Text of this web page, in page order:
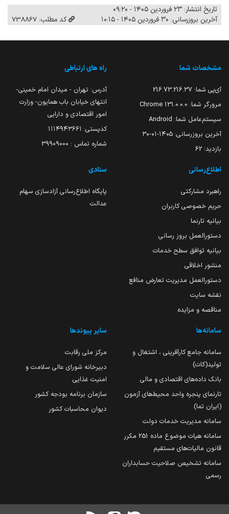
تاریخ انتشار: ۲۳ فروردین ۱۴۰۵ - ۰۹:۲۰
آخرین بروزرسانی: ۳۰ فروردین ۱۴۰۵ - ۱۰:۱۵
کد مطلب: 738867
مشخصات شما
آی‌پی شما: 216.73.216.37
مرورگر شما: 131.0.0.0 Chrome
سیستم‌عامل شما: Android
آخرین بروزرسانی: ۱۴۰۵-۰۱-۳۰
بازدید: 62
راه های ارتباطی
آدرس: تهران - میدان امام خمینی-
انتهای خیابان باب همایون- وزارت
امور اقتصادی و دارایی
کدپستی: ۱۱۱۴۹۴۳۶۶۱
شماره تماس : 39909000
اطلاع‌رسانی
راهبرد مشارکتی
حریم خصوصی کاربران
بیانیه تارنما
دستورالعمل بروز رسانی
بیانیه توافق سطح خدمات
منشور اخلاقی
دستورالعمل مدیریت تعارض منافع
نقشه سایت
مناقصه و مزایده
ستادی
پایگاه اطلاع‌رسانی آزادسازی سهام
عدالت
سامانه‌ها
سامانه جامع کارآفرینی ، اشتغال و
تولید(کات)
بانک داده‌های اقتصادی و مالی
تارنمای پنجره واحد محیط‌های آزمون
(ایران تما)
سامانه مدیریت خدمات دولت
سامانه هیات موضوع ماده 251 مکرر
قانون مالیات‌های مستقیم
سامانه تشخیص صلاحیت حسابداران
رسمی
سایر پیوندها
مرکز ملی رقابت
دبیرخانه شورای عالی سلامت و
امنیت غذایی
سازمان برنامه بودجه کشور
دیوان محاسبات کشور